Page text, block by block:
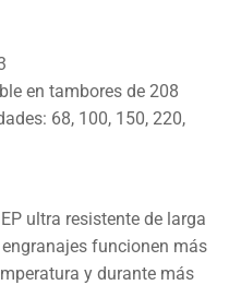
en tambores de 208
68, 100, 150, 220,
ultra resistente de larga
funcionen más
y durante más